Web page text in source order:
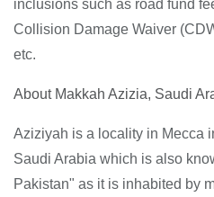
inclusions such as road fund
Collision Damage Waiver
etc.
About Makkah Azizia, Saudi
Aziziyah is a locality in Mecca
Saudi Arabia which is also
Pakistan" as it is inhabited by